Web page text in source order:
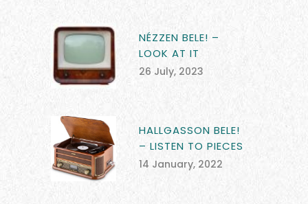
NÉZZEN BELE! –
LOOK AT IT
26 July, 2023
HALLGASSON BELE!
– LISTEN TO PIECES
14 January, 2022